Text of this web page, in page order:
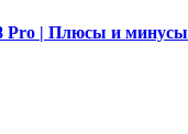
Pro | Плюсы и минусы